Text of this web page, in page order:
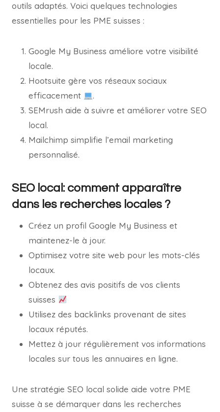
outils adaptés. Voici quelques technologies
essentielles pour les PME suisses :
Google My Business améliore votre visibilité
locale.
Hootsuite gère vos réseaux sociaux
efficacement
.
SEMrush aide à suivre et améliorer votre SEO
local.
Mailchimp simplifie l’email marketing
personnalisé.
SEO local: comment apparaître
dans les recherches locales ?
Créez un profil Google My Business et
maintenez-le à jour.
Optimisez votre site web pour les mots-clés
locaux.
Obtenez des avis positifs de vos clients
suisses
Utilisez des backlinks provenant de sites
locaux réputés.
Mettez à jour régulièrement vos informations
locales sur tous les annuaires en ligne.
Une stratégie SEO local solide aide votre PME
suisse à se démarquer dans les recherches